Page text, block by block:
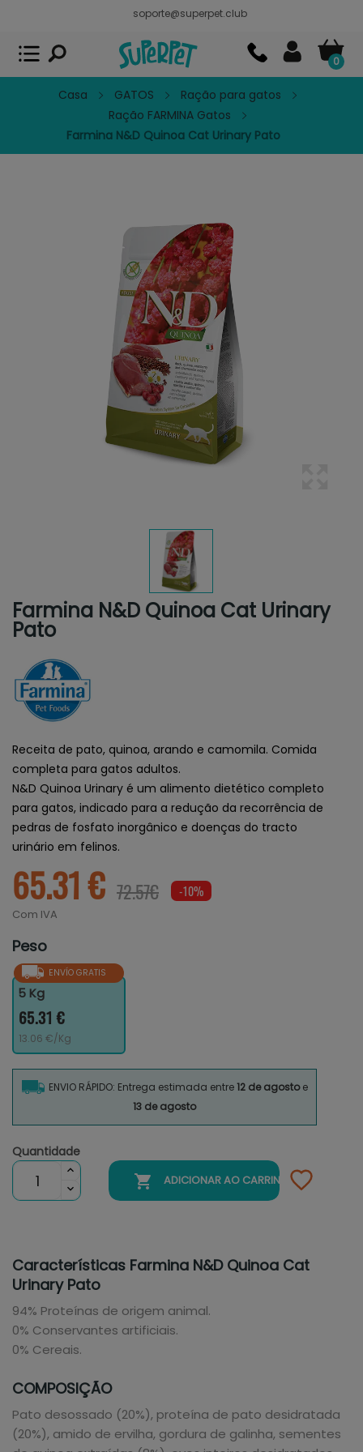
soporte@superpet.club
0
Casa GATOS
Ração para gatos
Ração FARMINA Gatos
Farmina N&D Quinoa Cat Urinary Pato
Farmina N&D Quinoa Cat Urinary
Pato
Receita de pato, quinoa, arando e camomila. Comida
completa para gatos adultos.
N&D Quinoa Urinary é um alimento dietético completo
para gatos, indicado para a redução da recorrência de
pedras de fosfato inorgânico e doenças do tracto
urinário em felinos.
65.31 € 72.57€ -10%
Com IVA
Peso
ENVÍO GRATIS
5 Kg
65.31 €
13.06 €/Kg
ENVIO RÁPIDO: Entrega estimada entre12 de agostoe
13 de agosto
Quantidade
 ADICIONAR AO CARRINHO
Características Farmina N&D Quinoa Cat
Urinary Pato
94% Proteínas de origem animal.
0% Conservantes artificiais.
0% Cereais.
COMPOSIÇÃO
Pato desossado (20%), proteína de pato desidratada
(20%), amido de ervilha, gordura de galinha, sementes
Superpet, comida para mascotas
APP GRATIS - En Google Play